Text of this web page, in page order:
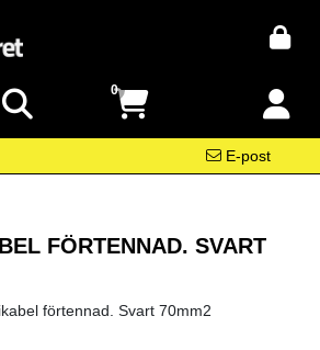
0
E-post
FÖRTENNAD. SVART